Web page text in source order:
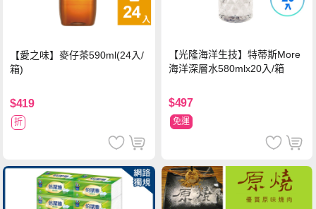
【愛之味】麥仔茶590ml(24入/
箱)
$419
折
【光隆海洋生技】特蒂斯More
海洋深層水580mlx20入/箱
$497
免運